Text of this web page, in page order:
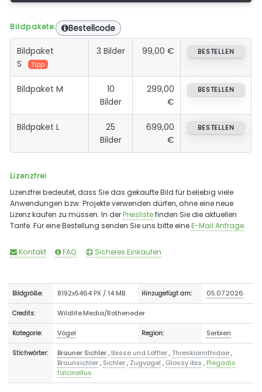
Bildpakete: Bestellcode
Bildpaket
S
Tipp
3 Bilder 99,00 € BESTELLEN
Bildpaket M
10
Bilder
299,00
€
BESTELLEN
Bildpaket L
25
Bilder
699,00
€
BESTELLEN
Lizenzfrei
Lizenzfrei bedeutet, dass Sie das gekaufte Bild für beliebig viele
Anwendungen bzw. Projekte verwenden dürfen, ohne eine neue
Lizenz kaufen zu müssen. In derPreislistefinden Sie die aktuellen
Tarife. Für eine Bestellung senden Sie uns bitte eineE-Mail Anfrage.
Kontakt FAQ Sicheres Einkaufen
Bildgröße: 8192x5464 PX / 14 MB Hinzugefügt am: 05.07.2026
Credits: Wildlife.Media/Rotheneder
Kategorie: Vögel Region: Serbien
Stichwörter: Brauner Sichler, Ibisse und Löffler,Threskiornithidae,
Braunsichler, Sichler, Zugvogel , Glossy ibis , Plegadis
falcinellus